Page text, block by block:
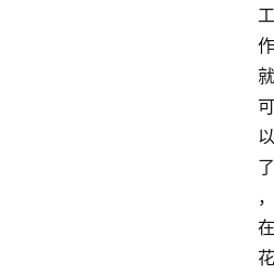
工
作
就
可
以
了
，
在
花